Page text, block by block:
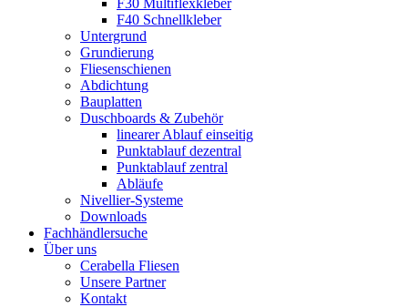
F30 Multiflexkleber
F40 Schnellkleber
Untergrund
Grundierung
Fliesenschienen
Abdichtung
Bauplatten
Duschboards & Zubehör
linearer Ablauf einseitig
Punktablauf dezentral
Punktablauf zentral
Abläufe
Nivellier-Systeme
Downloads
Fachhändlersuche
Über uns
Cerabella Fliesen
Unsere Partner
Kontakt